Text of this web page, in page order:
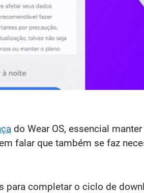
do Wear OS, essencial
falar que também se faz
completar o ciclo de